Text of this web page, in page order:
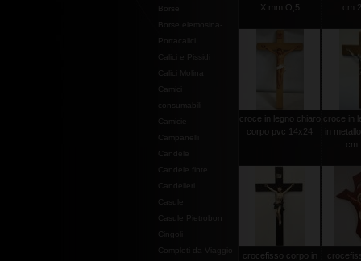
Borse
Borse elemosina-
Portacalici
Calici e Pissidi
Calici Molina
Campanelli
Candele
Candele finte
Candelieri
Casule
Casule Pietrobon
Cingoli
Completi da Viaggio
X mm.O,5
croce in legno chiaro
corpo pvc 14x24
croce in
in
crocefisso corpo in